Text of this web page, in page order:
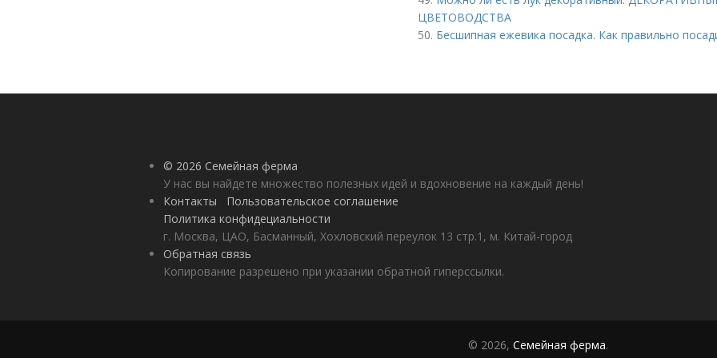
ЦВЕТОВОДСТВА
50. Бесшипная ежевика посадка. Как правильно
© 2026 Семейная ферма
У нас вы найдете множество полезных идей и вдохновение на каждый день!
Контакты
Пользовательское соглашение
Политика конфидециальности
г. Москва, ЦАО, Басманный, Хохловский переулок 13 стр.1, м. Китай-город
Обратная связь
Копирование разрешено при указании обратной гиперссылки.
© 2026, Семейная ферма.